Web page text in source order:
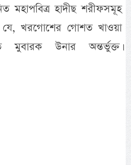
মহাপবিত্র হাদীছ শরীফসমূহ
যে, খরগোশের গোশত খাওয়া
মুবারক উনার অন্তর্ভুক্ত।